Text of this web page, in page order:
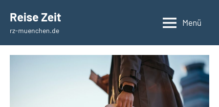
Inhalt
springen
Reise Zeit
rz-muenchen.de
Menü